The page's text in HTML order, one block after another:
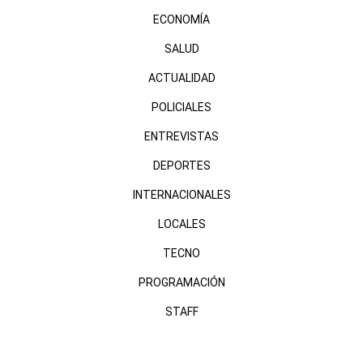
ECONOMÍA
SALUD
ACTUALIDAD
POLICIALES
ENTREVISTAS
DEPORTES
INTERNACIONALES
LOCALES
TECNO
PROGRAMACIÓN
STAFF